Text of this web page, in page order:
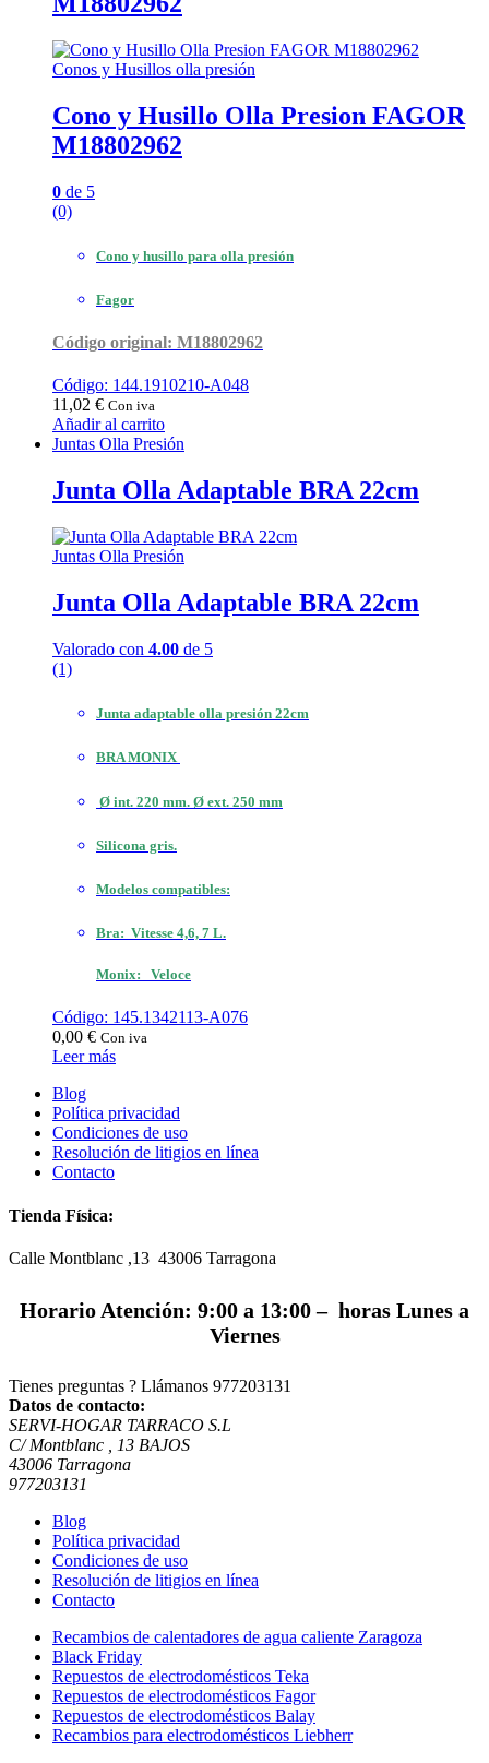
Conos y Husillos olla presión
Cono y Husillo Olla Presion FAGOR
M18802962
0 de 5
(0)
Cono y husillo para olla presión
Fagor
Código original: M18802962
Código: 144.1910210-A048
11,02 € Con iva
Añadir al carrito
Juntas Olla Presión
Junta Olla Adaptable BRA 22cm
Juntas Olla Presión
Junta Olla Adaptable BRA 22cm
Valorado con 4.00 de 5
(1)
Junta adaptable olla presión 22cm
BRA MONIX
Ø int. 220 mm. Ø ext. 250 mm
Silicona gris.
Modelos compatibles:
Bra: Vitesse 4,6, 7 L.
Monix: Veloce
Código: 145.1342113-A076
0,00 € Con iva
Leer más
Blog
Política privacidad
Condiciones de uso
Resolución de litigios en línea
Contacto
Tienda Física:
Calle Montblanc ,13 43006 Tarragona
Horario Atención: 9:00 a 13:00 – horas Lunes a
Viernes
Tienes preguntas ? Llámanos 977203131
Datos de contacto:
SERVI-HOGAR TARRACO S.L
C/ Montblanc , 13 BAJOS
43006 Tarragona
977203131
Blog
Política privacidad
Condiciones de uso
Resolución de litigios en línea
Contacto
Recambios de calentadores de agua caliente Zaragoza
Black Friday
Repuestos de electrodomésticos Teka
Repuestos de electrodomésticos Fagor
Repuestos de electrodomésticos Balay
Recambios para electrodomésticos Liebherr